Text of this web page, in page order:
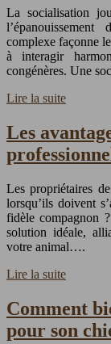
La socialisation
complexe façonne
à interagir
congénères. Une
Lire la suite
Les
Les propriétaires
lorsqu’ils doivent
fidèle compagnon
solution idéale,
votre animal….
Lire la suite
Comment
pour son